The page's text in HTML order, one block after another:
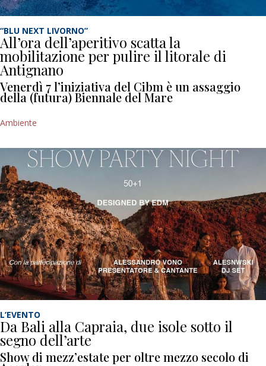
“BLU NEXT LIVORNO”
All’ora dell’aperitivo scatta la
mobilitazione per pulire il litorale di
Antignano
Venerdì 7 l’iniziativa del Cibm è un assaggio
della (futura) Biennale del Mare
Ambiente
L’EVENTO
Da Bali alla Capraia, due isole sotto il
segno dell’arte
Show di mezz’estate per oltre mezzo secolo di